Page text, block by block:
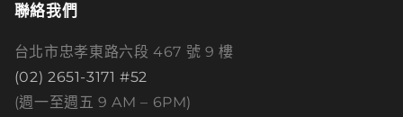
聯絡我們
台北市忠孝東路六段 467 號 9 樓
(02) 2651-3171 #52
(週一至週五 9 AM – 6PM)